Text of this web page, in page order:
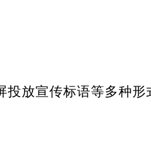
投放宣传标语等多种形